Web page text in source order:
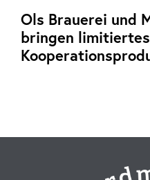
Ols Brauerei und
bringen limitiertes